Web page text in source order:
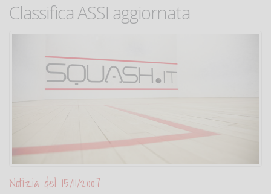
Classifica ASSI aggiornata
Notizia del 15/11/2007